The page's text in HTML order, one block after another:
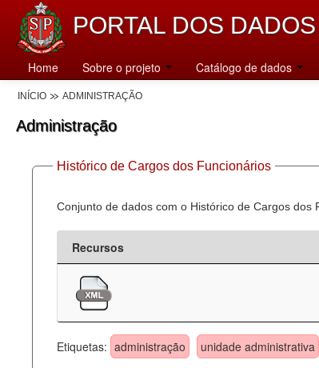
PORTAL DOS
Home Sobre o projeto Catálogo de dados
INÍCIO ADMINISTRAÇÃO
Administração
Histórico de Cargos dos Funcionários
Conjunto de dados com o Histórico de Cargos dos
Recursos
Etiquetas: administração unidade administrativa